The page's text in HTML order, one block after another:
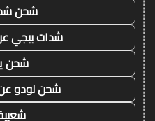
شحن
شدات ببجي
شحن
شحن لودو